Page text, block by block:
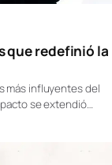
que redefinió la
más influyentes del
se extendió…